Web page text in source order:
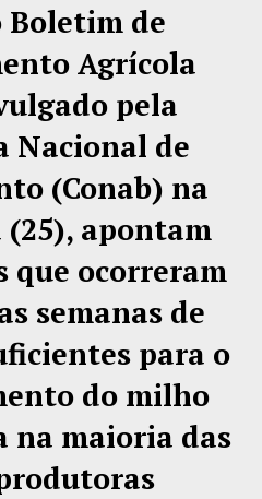
Boletim de
Agrícola
pela
Nacional de
(Conab) na
apontam
que ocorreram
semanas de
para o
do milho
na maioria das